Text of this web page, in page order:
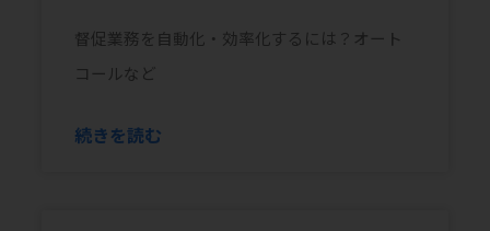
督促業務を自動化・効率化するには？オート
コールなど
続きを読む